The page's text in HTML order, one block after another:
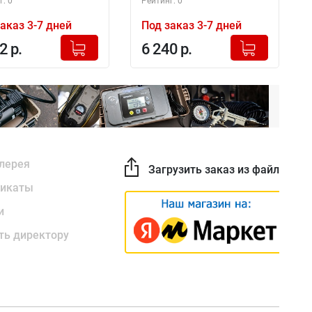
3-7 дней
р.
+
Добавлено в корзину
Под заказ 3-7 дней
6 240 р.
+
Добавлено в корзину
директору
Загрузить заказ из файла